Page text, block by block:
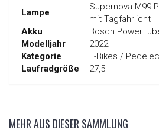
Lampe
Supernova M99
mit Tagfahrlicht
Akku
Bosch
Modelljahr
2022
Kategorie
E-Bikes /
Laufradgröße
27,5
MEHR AUS DIESER SAMMLUNG